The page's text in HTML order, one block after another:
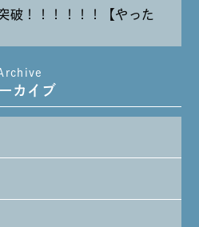
破！！！！！！【やった
～～～
カイブ